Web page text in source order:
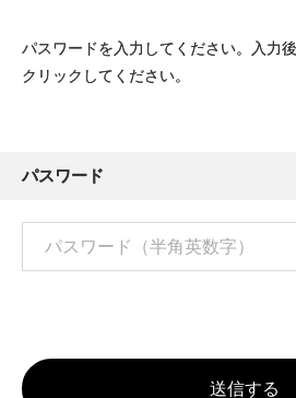
パスワードを入力してください。入力
クリックしてください。
パスワード